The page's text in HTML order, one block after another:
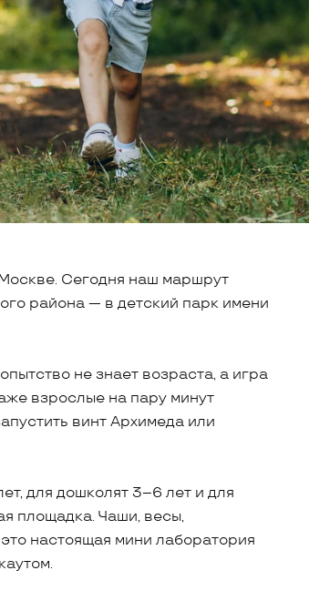
Сегодня наш маршрут
района — в детский парк имени
не знает возраста, а игра
взрослые на пару минут
винт Архимеда или
для дошколят 3–6 лет и для
площадка. Чаши, весы,
настоящая мини лаборатория